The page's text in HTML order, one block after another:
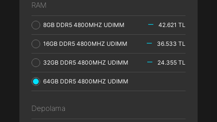
RAM
8GB DDR5 4800MHZ UDIMM 42.621 TL
16GB DDR5 4800MHZ UDIMM 36.533 TL
32GB DDR5 4800MHZ UDIMM 24.355 TL
64GB DDR5 4800MHZ UDIMM
Depolama